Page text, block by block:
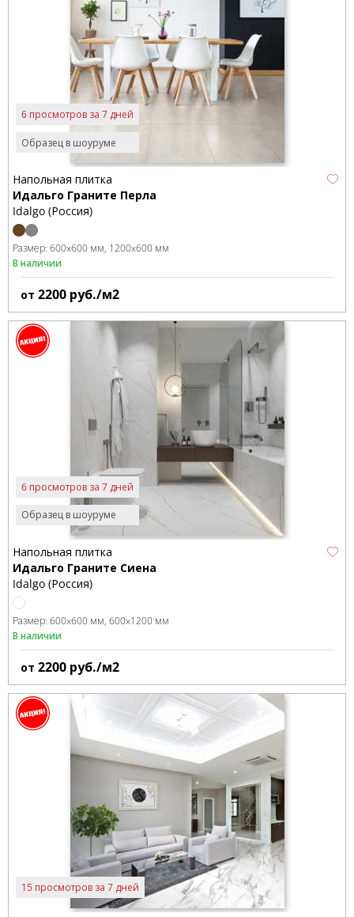
Образец в шоуруме
6 просмотров за 7 дней
Напольная плитка
Идальго Граните Перла
Idalgo (Россия)
Размер: 600x600 мм 1200x600 мм
В наличии
от 2200 руб./м2
Образец в шоуруме
6 просмотров за 7 дней
Напольная плитка
Идальго Граните Сиена
Idalgo (Россия)
Размер: 600x600 мм 600x1200 мм
В наличии
от 2200 руб./м2
15 просмотров за 7 дней